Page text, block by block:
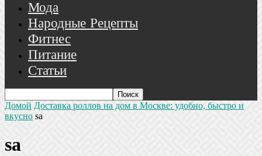
Мода
Народные Рецепты
Фитнес
Питание
Статьи
Домой Доставка роллов на дом в Москве: удобно, быстро и
вкусно sa
sa